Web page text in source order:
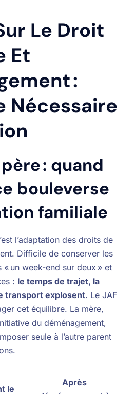
Le Droit
Et
:
Nécessaire
: quand
bouleverse
familiale
l’adaptation des droits de
Difficile de conserver les
un week-end sur deux » et
: le temps de trajet, la
transport explosent. Le JAF
cet équilibre. La mère,
du déménagement,
seule à l’autre parent
le
Après